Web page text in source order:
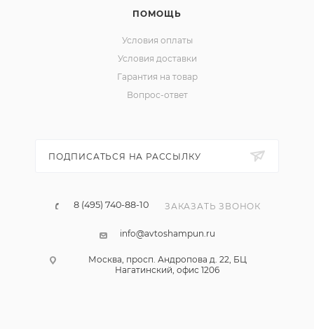
ПОМОЩЬ
Условия оплаты
Условия доставки
Гарантия на товар
Вопрос-ответ
ПОДПИСАТЬСЯ НА РАССЫЛКУ
8 (495) 740-88-10 ЗАКАЗАТЬ ЗВОНОК
info@avtoshampun.ru
Москва, просп. Андропова д. 22, БЦ
Нагатинский, офис 1206